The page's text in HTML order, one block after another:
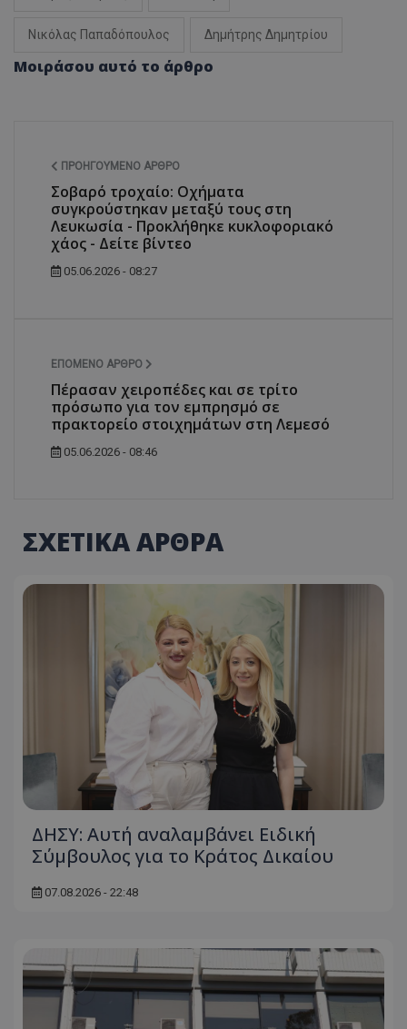
Νικόλας Παπαδόπουλος Δημήτρης Δημητρίου
Μοιράσου αυτό το άρθρο
ΠΡΟΗΓΟΎΜΕΝΟ ΆΡΘΡΟ
Σοβαρό τροχαίο: Οχήματα
συγκρούστηκαν μεταξύ τους στη
Λευκωσία - Προκλήθηκε κυκλοφοριακό
χάος - Δείτε βίντεο
05.06.2026 - 08:27
ΕΠΌΜΕΝΟ ΆΡΘΡΟ
Πέρασαν χειροπέδες και σε τρίτο
πρόσωπο για τον εμπρησμό σε
πρακτορείο στοιχημάτων στη Λεμεσό
05.06.2026 - 08:46
ΣΧΕΤΙΚΑ ΑΡΘΡΑ
ΔΗΣΥ: Αυτή αναλαμβάνει Ειδική
Σύμβουλος για το Κράτος Δικαίου
07.08.2026 - 22:48